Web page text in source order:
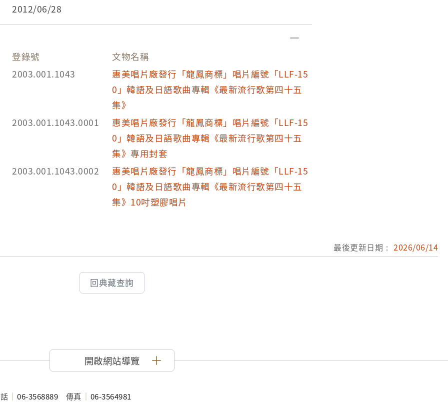
依維基百科指出，《紅巾特攻隊》（英文：Red Muffler或Red Scarf）為
1964年韓國戰爭電影，由韓國著名導演申相玉執導，申氏電影公司出品、
製作及發行，本片得到韓國空軍全力協助拍攝，是60年代韓國大製作電影
經典代表作，在台灣上映期間亦轟動一時。片中的主題曲更是唱得街知巷
聞，同年年底郭金發即翻唱為同名臺語歌曲，另外文夏灌錄臺語版〈紅巾
特攻隊〉（亞洲唱片公司發行）。
《紅巾特攻隊》另有花絮，導演申相玉與他的明星妻子、也是該片女主角
崔銀姬，由於在這部片中的傑出表現，獲得北韓後來上台的領導人金正日
矚目，夫妻在1978年先後被綁架到北韓，被迫協助發展北韓電影工業，為
北韓拍了十多部電影，1986年趁著參加柏林影展在維也納脫隊申請政治庇
B面的日文歌曲，以坂本九的兩首歌曲較為知名，這兩首歌一同發表於196
4年，屬輕鬆愉快的歌曲，曲風別緻精巧，〈幸せなら手をたたこう〉隔
年為郭大誠翻唱為臺語歌〈天下一大笑〉，走紅之餘還製作成臺語電影，
2012/06/28
登錄號
文物名稱
2003.001.1043
惠美唱片廠發行「龍鳳商標」唱片編號「LLF-15
0」韓語及日語歌曲專輯《最新流行歌第四十五
集》
2003.001.1043.0001
惠美唱片廠發行「龍鳳商標」唱片編號「LLF-15
0」韓語及日語歌曲專輯《最新流行歌第四十五
集》專用封套
2003.001.1043.0002
惠美唱片廠發行「龍鳳商標」唱片編號「LLF-15
0」韓語及日語歌曲專輯《最新流行歌第四十五
集》10吋塑膠唱片
最後更新日期： 2026/06/14
回典藏查詢
開啟網站導覽
06-3568889 傳真 06-3564981